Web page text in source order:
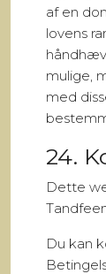
af en
lovens
mulige,
med
24.
Dette
Du kan